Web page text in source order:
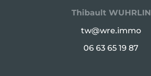
Thibault WUHRLIN
tw@wre.immo
06 63 65 19 87